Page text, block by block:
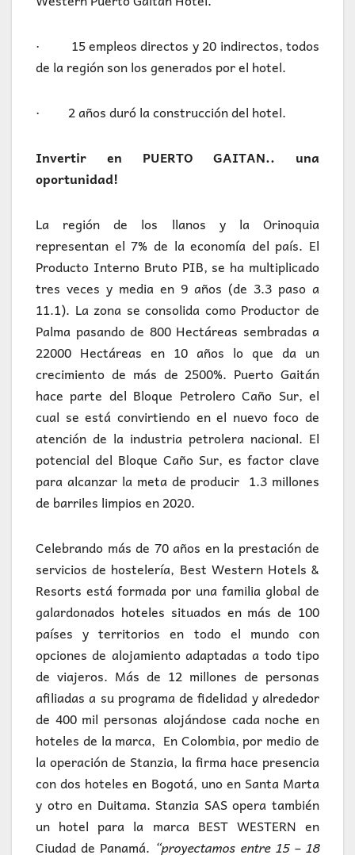
· 15 empleos directos y 20 indirectos, todos
de la región son los generados por el hotel.
· 2 años duró la construcción del hotel.
Invertir en PUERTO GAITAN.. una
oportunidad!
La región de los llanos y la Orinoquia
representan el 7% de la economía del país. El
Producto Interno Bruto PIB, se ha multiplicado
tres veces y media en 9 años (de 3.3 paso a
11.1). La zona se consolida como Productor de
Palma pasando de 800 Hectáreas sembradas a
22000 Hectáreas en 10 años lo que da un
crecimiento de más de 2500%. Puerto Gaitán
hace parte del Bloque Petrolero Caño Sur, el
cual se está convirtiendo en el nuevo foco de
atención de la industria petrolera nacional. El
potencial del Bloque Caño Sur, es factor clave
para alcanzar la meta de producir 1.3 millones
de barriles limpios en 2020.
Celebrando más de 70 años en la prestación de
servicios de hostelería, Best Western Hotels &
Resorts está formada por una familia global de
galardonados hoteles situados en más de 100
países y territorios en todo el mundo con
opciones de alojamiento adaptadas a todo tipo
de viajeros. Más de 12 millones de personas
afiliadas a su programa de fidelidad y alrededor
de 400 mil personas alojándose cada noche en
hoteles de la marca, En Colombia, por medio de
la operación de Stanzia, la firma hace presencia
con dos hoteles en Bogotá, uno en Santa Marta
y otro en Duitama. Stanzia SAS opera también
un hotel para la marca BEST WESTERN en
Ciudad de Panamá. “proyectamos entre 15 – 18